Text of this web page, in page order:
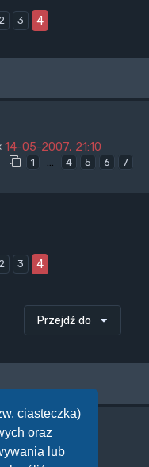
ciasteczka)
oraz
lub
2 3 4
14-05-2007, 21:10
1 … 4 5 6 7
2 3 4
Przejdź do